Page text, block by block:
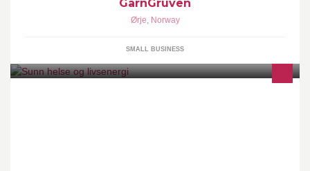
GarnGruven
Ørje, Norway
SMALL BUSINESS